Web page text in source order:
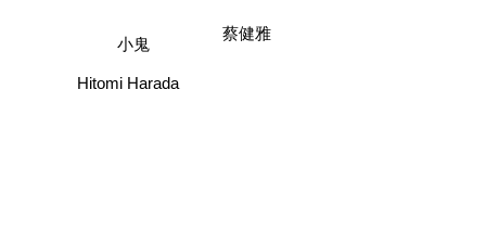
蔡健雅
小鬼
Hitomi Harada